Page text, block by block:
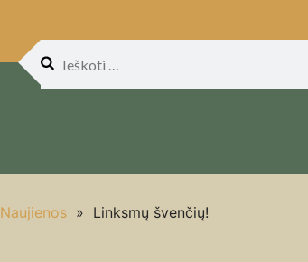
Ieškoti:
Naujienos » Linksmų švenčių!